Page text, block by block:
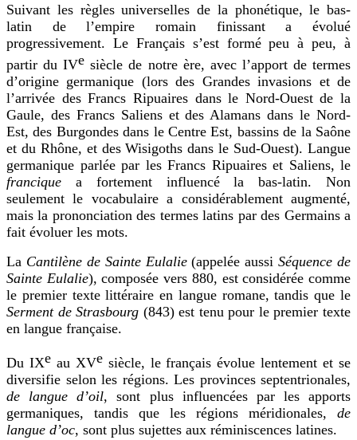
Suivant les règles universelles de la phonétique, le bas-
latin de l’empire romain finissant a évolué
progressivement. Le Français s’est formé peu à peu, à
partir du IVe siècle de notre ère, avec l’apport de termes
d’origine germanique (lors des Grandes invasions et de
l’arrivée des Francs Ripuaires dans le Nord-Ouest de la
Gaule, des Francs Saliens et des Alamans dans le Nord-
Est, des Burgondes dans le Centre Est, bassins de la Saône
et du Rhône, et des Wisigoths dans le Sud-Ouest). Langue
germanique parlée par les Francs Ripuaires et Saliens, le
francique a fortement influencé la bas-latin. Non
seulement le vocabulaire a considérablement augmenté,
mais la prononciation des termes latins par des Germains a
fait évoluer les mots.
La Cantilène de Sainte Eulalie(appelée aussiSéquence de
Sainte Eulalie), composée vers 880, est considérée comme
le premier texte littéraire en langue romane, tandis que le
Serment de Strasbourg (843) est tenu pour le premier texte
en langue française.
Du IXeau XVesiècle, le français évolue lentement et se
diversifie selon les régions. Les provinces septentrionales,
de langue d’oil, sont plus influencées par les apports
germaniques, tandis que les régions méridionales, de
langue d’oc, sont plus sujettes aux réminiscences latines.